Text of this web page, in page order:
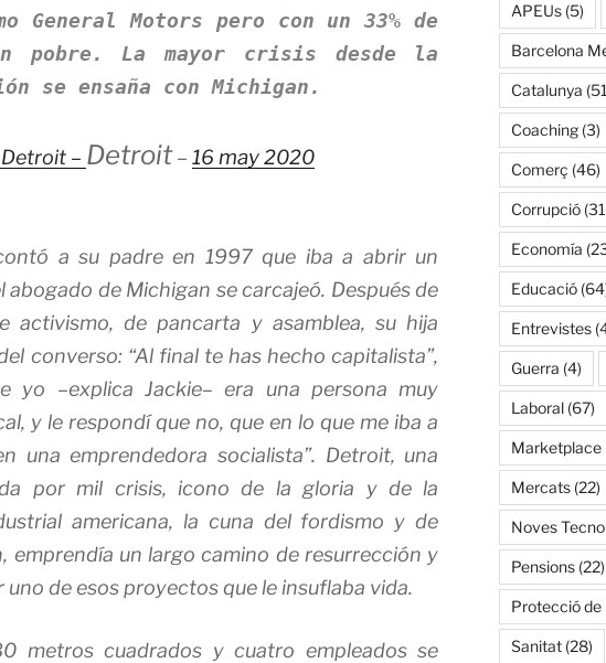
General Motors pero con un 33% de
pobre. La mayor crisis desde la
se ensaña con Michigan.
Detroit – Detroit– 16 may2020
a su padre en 1997 que iba a abrir un
abogado de Michigan se carcajeó. Después de
activismo, de pancarta y asamblea, su hija
converso: “Al final te has hecho capitalista”,
yo –explica Jackie– era una persona muy
y le respondí que no, que en lo que me iba a
una emprendedora socialista”. Detroit, una
por mil crisis, icono de la gloria y de la
americana, la cuna del fordismo y de
emprendía un largo camino de resurrección y
uno de esos proyectos que le insuflaba vida.
metros cuadrados y cuatro empleados se
APEUs(5)
Barcelona
Catalunya
Coaching(3)
Comerç (46)
Corrupció
Economía
Educació
Entrevistes
Guerra (4)
Laboral(67)
Marketplace
Mercats(22)
Noves
Pensions(22)
Protecció de
Sanitat(28)